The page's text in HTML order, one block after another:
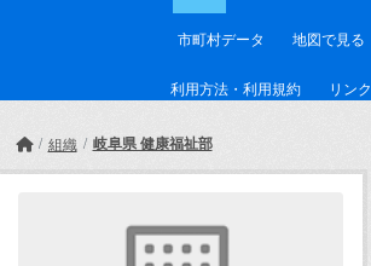
市町村データ 地図で見る
利用方法・利用規約 リンク
組織 岐阜県 健康福祉部